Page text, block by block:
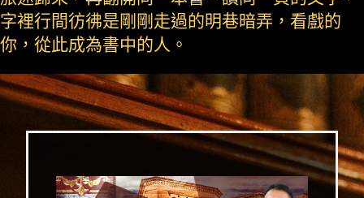
字裡行間彷彿是剛剛走過的明巷暗弄，看戲的
你，從此成為書中的人。